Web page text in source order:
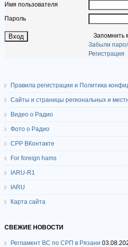
Имя пользователя
Пароль
Запомнить
Забыли
Регистрация
Правила регистрации и Политика
Сайты и страницы региональных и
Видео о Радио
Фото о Радио
СРР ВКонтакте
For foreign hams
IARU-R1
IARU
Карта сайта
СВЕЖИЕ НОВОСТИ
Регламент ВС по СРП в Рязани